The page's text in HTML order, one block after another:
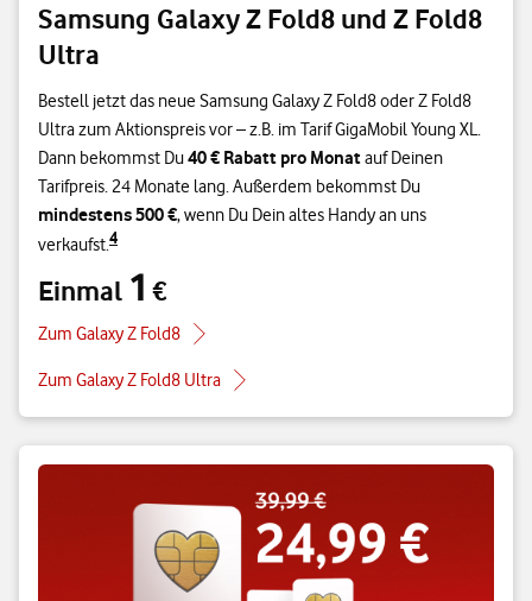
Samsung Galaxy Z Fold8 und Z Fold8
Ultra
Bestell jetzt das neue Samsung Galaxy Z Fold8 oder Z Fold8
Ultra zum Aktionspreis vor – z.B. im Tarif GigaMobil Young XL.
Dann bekommst Du40 € Rabatt pro Monatauf Deinen
Tarifpreis. 24 Monate lang. Außerdem bekommst Du
mindestens 500 €, wenn Du Dein altes Handy an uns
verkaufst.4
Einmal 1 €
Einmal 1 €
Zum Galaxy Z Fold8
Zum Galaxy Z Fold8 Ultra